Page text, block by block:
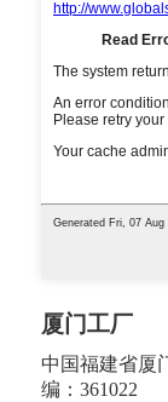
厦门工厂
中国福建省厦
编：361022